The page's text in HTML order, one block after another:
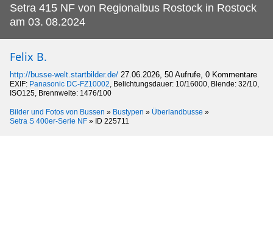
Setra 415 NF von Regionalbus Rostock in Rostock
am 03. 08.2024
Felix B.
http://busse-welt.startbilder.de/ 27.06.2026, 50 Aufrufe, 0 Kommentare
EXIF: Panasonic DC-FZ10002, Belichtungsdauer: 10/16000, Blende: 32/10,
ISO125, Brennweite: 1476/100
Bilder und Fotos von Bussen » Bustypen » Überlandbusse »
Setra S 400er-Serie NF » ID 225711